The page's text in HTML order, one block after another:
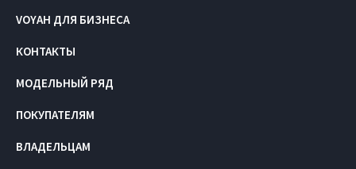
VOYAH ДЛЯ БИЗНЕСА
КОНТАКТЫ
МОДЕЛЬНЫЙ РЯД
ПОКУПАТЕЛЯМ
ВЛАДЕЛЬЦАМ